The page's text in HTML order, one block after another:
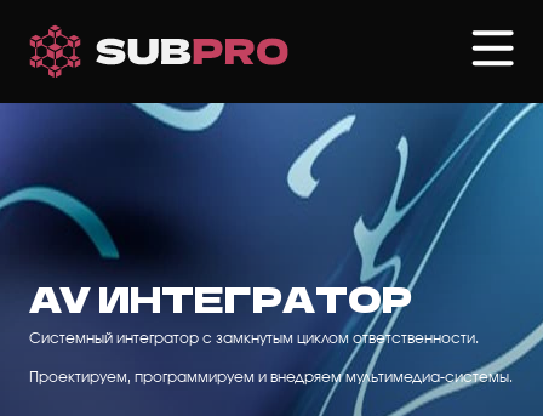
основному
AV ИНТЕГРАТОР
Системный интегратор с замкнутым циклом ответственности.
Проектируем, программируем и внедряем мультимедиа-системы.